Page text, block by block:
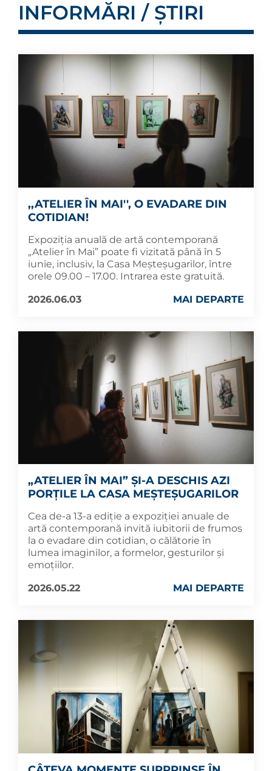
INFORMĂRI / ȘTIRI
,,ATELIER ÎN MAI'', O EVADARE DIN
COTIDIAN!
Expoziția anuală de artă contemporană
„Atelier în Mai” poate fi vizitată până în 5
iunie, inclusiv, la Casa Meșteșugarilor, între
orele 09.00 – 17.00. Intrarea este gratuită.
2026.06.03
MAI DEPARTE
„ATELIER ÎN MAI” ȘI-A DESCHIS AZI
PORȚILE LA CASA MEȘTEȘUGARILOR
Cea de-a 13-a ediție a expoziției anuale de
artă contemporană invită iubitorii de frumos
la o evadare din cotidian, o călătorie în
lumea imaginilor, a formelor, gesturilor și
emoțiilor.
2026.05.22
MAI DEPARTE